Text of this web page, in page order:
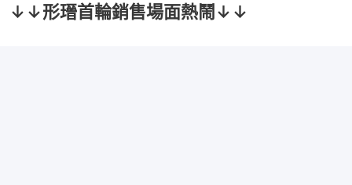
↓↓形瑨首輪銷售場面熱鬧↓↓